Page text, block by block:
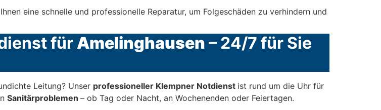
eine schnelle und professionelle Reparatur, um Folgeschäden zu verhindern und
für Amelinghausen – 24/7 für Sie
Leitung? Unser professioneller Klempner Notdienst ist rund um die Uhr für
Sanitärproblemen – ob Tag oder Nacht, an Wochenenden oder Feiertagen.